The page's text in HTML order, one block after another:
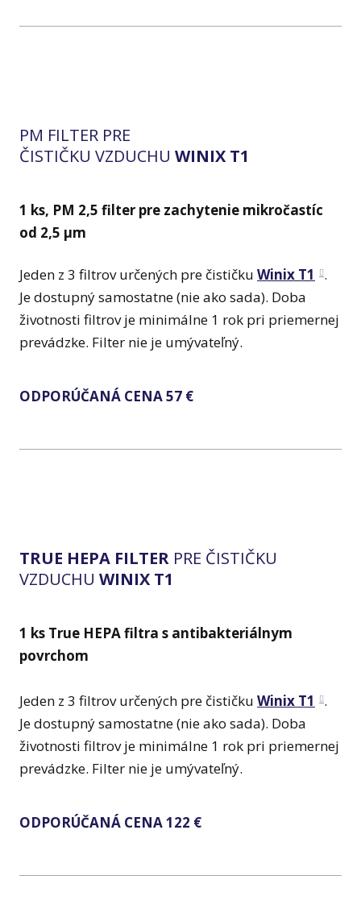
PM FILTER PRE
ČISTIČKU VZDUCHU WINIX T1
1 ks, PM 2,5 filter pre zachytenie mikročastíc
od 2,5 µm
Jeden z 3 filtrov určených pre čističku Winix T1
.
Je dostupný samostatne (nie ako sada). Doba
životnosti filtrov je minimálne 1 rok pri priemernej
prevádzke. Filter nie je umývateľný.
ODPORÚČANÁ CENA 57 €
TRUE HEPA FILTER PRE ČISTIČKU
VZDUCHU WINIX T1
1 ks True HEPA filtra s antibakteriálnym
povrchom
Jeden z 3 filtrov určených pre čističku Winix T1
.
Je dostupný samostatne (nie ako sada). Doba
životnosti filtrov je minimálne 1 rok pri priemernej
prevádzke. Filter nie je umývateľný.
ODPORÚČANÁ CENA 122 €